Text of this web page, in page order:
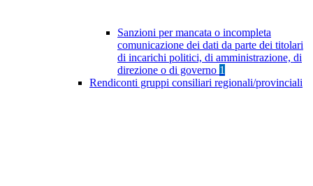
Sanzioni per mancata o incompleta
comunicazione dei dati da parte dei titolari
di incarichi politici, di amministrazione, di
direzione o di governo 1
Rendiconti gruppi consiliari regionali/provinciali